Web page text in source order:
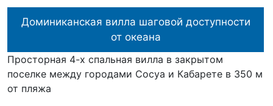
Доминиканская вилла шаговой доступности
от океана
Просторная 4-х спальная вилла в закрытом
поселке между городами Сосуа и Кабарете в 350 м
от пляжа